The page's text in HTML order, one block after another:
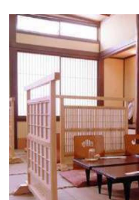
寝具は事前にひかせて
お部屋にお邪魔するこ
屋のようにゆっくりお過
【※ 注）お支払いは現金
【※ 注）客室2F、3Fへは